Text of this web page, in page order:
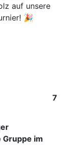
auf unsere
🎉
7
im